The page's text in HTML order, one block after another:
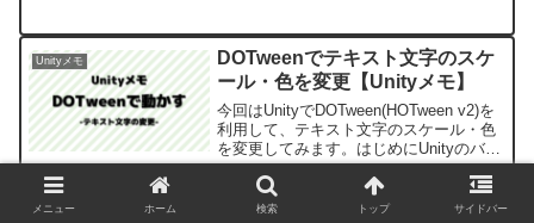
Unityメモ
DOTweenでテキスト文字のスケ
ール・色を変更【Unityメモ】
今回はUnityでDOTween(HOTween v2)を
利用して、テキスト文字のスケール・色
を変更してみます。はじめにUnityのバー
ジョンは2021.3.14f1です。以前、アニメ
ーションを利用してテキスト文字のスケ
ール・色変更をしまし...
経過時間のタイマー表示と現在時
メニュー ホーム 検索 トップ サイドバー